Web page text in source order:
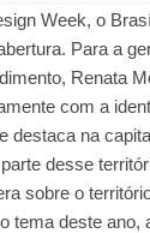
Week, o
Para a
Renata
com a
destaca na
desse
sobre o
tema deste ano,